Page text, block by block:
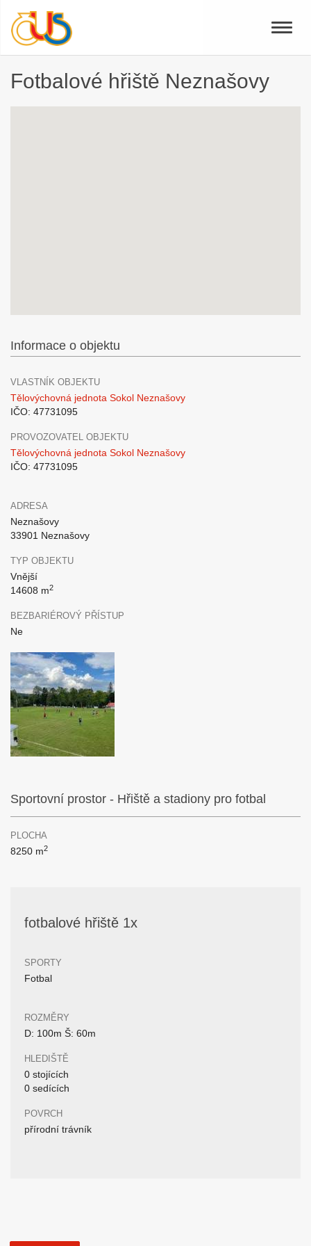
Toggle
Fotbalové hřiště Neznašovy
Informace o objektu
VLASTNÍK OBJEKTU
Tělovýchovná jednota Sokol Neznašovy
IČO: 47731095
PROVOZOVATEL OBJEKTU
Tělovýchovná jednota Sokol Neznašovy
IČO: 47731095
ADRESA
Neznašovy
33901 Neznašovy
TYP OBJEKTU
Vnější
14608 m2
BEZBARIÉROVÝ PŘÍSTUP
Ne
Sportovní prostor - Hřiště a stadiony pro fotbal
PLOCHA
8250 m2
fotbalové hřiště 1x
SPORTY
Fotbal
ROZMĚRY
D: 100m Š: 60m
HLEDIŠTĚ
0 stojících
0 sedících
POVRCH
přírodní trávník